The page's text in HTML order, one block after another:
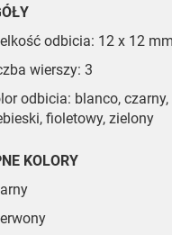
odbicia: 12 x 12 mm
wierszy: 3
odbicia: blanco, czarny,
fioletowy, zielony
KOLORY